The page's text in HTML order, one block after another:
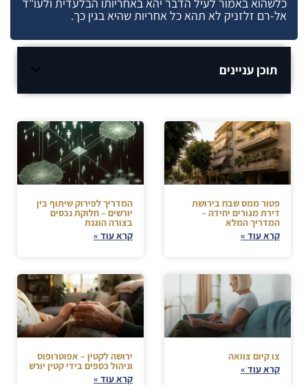
אל-רם זלזניק לא תהא כל אחריות שהיא בגין כך.
תוכן עניינים
פטור ממס שבח בירושת
דירת מגורים יחידה –
המדריך המלא
קרא עוד »
המדריך לפירוק שיתוף בין
יורשים – חלוקת נכסים
בצורה הוגנת
קרא עוד »
צו קיום צוואה
קרא עוד »
ירושה לקטין – אפוטרופוס
וניהול כספים בידי קטין יורש
קרא עוד »